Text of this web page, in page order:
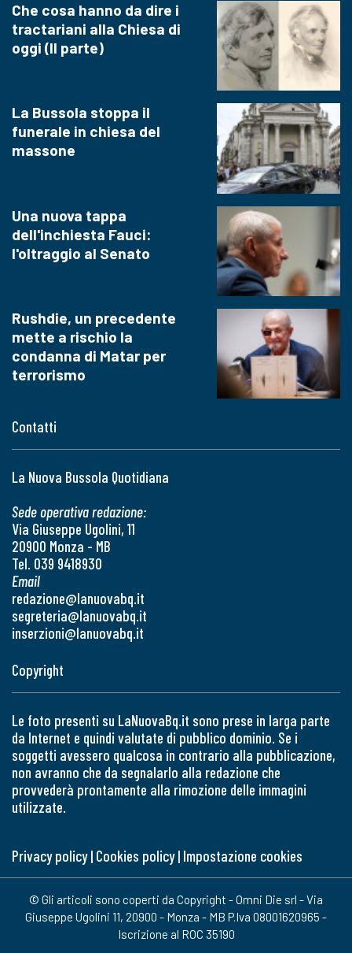
Contatti
La Nuova Bussola Quotidiana
Sede operativa redazione:
Via Giuseppe Ugolini, 11
20900 Monza - MB
Tel. 039 9418930
Email
redazione@lanuovabq.it
segreteria@lanuovabq.it
inserzioni@lanuovabq.it
Che cosa hanno da dire i
tractariani alla Chiesa di
oggi (II parte)
La Bussola stoppa il
funerale in chiesa del
massone
Una nuova tappa
dell'inchiesta Fauci:
l'oltraggio al Senato
Rushdie, un precedente
mette a rischio la
condanna di Matar per
terrorismo
Copyright
Le foto presenti su LaNuovaBq.it sono prese in larga parte
da Internet e quindi valutate di pubblico dominio. Se i
soggetti avessero qualcosa in contrario alla pubblicazione,
non avranno che da segnalarlo alla redazione che
provvederà prontamente alla rimozione delle immagini
utilizzate.
Privacy policy| Cookies policy| Impostazione cookies
© Gli articoli sono coperti da Copyright - Omni Die srl - Via
Giuseppe Ugolini 11, 20900 - Monza - MB P.Iva 08001620965 -
Iscrizione al ROC 35190